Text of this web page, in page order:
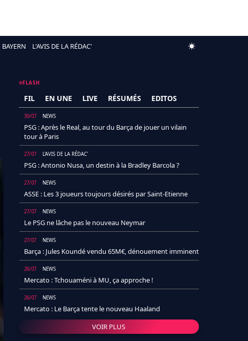
BAYERN L'AVIS DE LA RÉDAC'
FLASH
FIL EN UNE LIVE RÉSUMÉS EDITOS
30/07 NEWS
PSG : Après le Real, au tour du Barça de jouer un vilain
tour à Paris
27/07 L'AVIS DE LA RÉDAC'
PSG : Antonio Nusa, un destin à la Bradley Barcola ?
27/07 NEWS
ASSE : Les 3 joueurs toujours désirés par Saint-Etienne
27/07 NEWS
Le PSG ne lâche pas le nouveau Neymar
27/07 NEWS
Barça : Jules Koundé vendu 65M€, dénouement imminent
26/07 NEWS
Mercato : Tchouaméni à MU, ça approche !
26/07 NEWS
Mercato : Le Barça tente le nouveau Haaland
VOIR PLUS